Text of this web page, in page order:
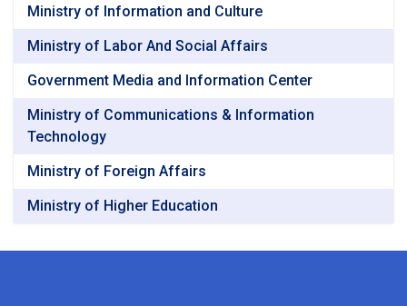
Ministry of Information and Culture
Ministry of Labor And Social Affairs
Government Media and Information Center
Ministry of Communications & Information
Technology
Ministry of Foreign Affairs
Ministry of Higher Education